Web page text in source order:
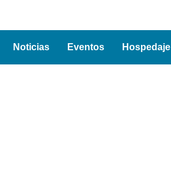
Noticias Eventos Hospedaje